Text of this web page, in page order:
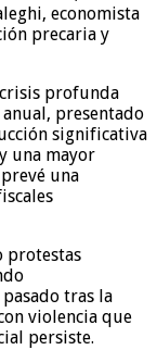
economista
precaria y
profunda
presentado
significativa
una mayor
una
protestas
tras la
violencia que
persiste.